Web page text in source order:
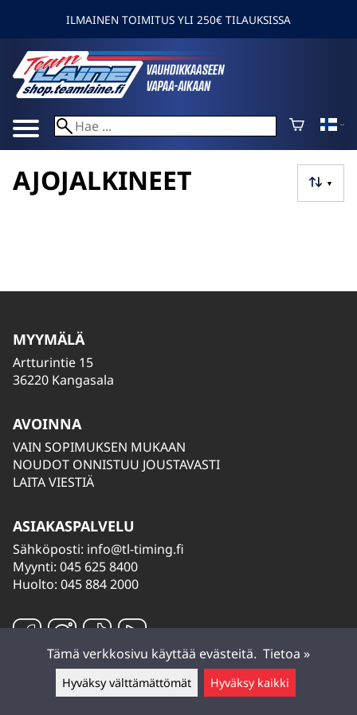
Jätä viesti ▲
ILMAINEN TOIMITUS YLI 250€ TILAUKSISSA
▼
AJOJALKINEET
MYYMÄLÄ
Artturintie 15
36220 Kangasala
AVOINNA
VAIN SOPIMUKSEN MUKAAN
NOUDOT ONNISTUU JOUSTAVASTI
LAITA VIESTIÄ
ASIAKASPALVELU
Sähköposti: info@tl-timing.fi
Myynti: 045 625 8400
Huolto: 045 884 2000
Tämä verkkosivu käyttää evästeitä. Tietoa »
Hyväksy välttämättömät Hyväksy kaikki